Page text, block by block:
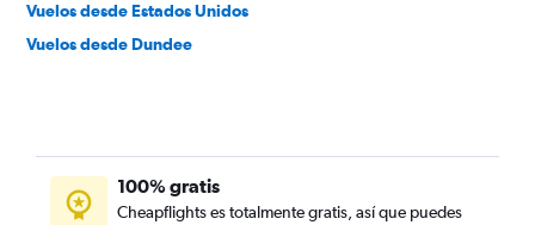
Vuelos desde Estados Unidos
Vuelos desde Dundee
100% gratis
Cheapflights es totalmente gratis, así que puedes